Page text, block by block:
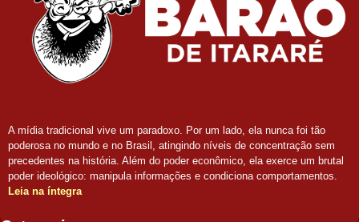
A mídia tradicional vive um paradoxo. Por um lado, ela nunca foi tão
poderosa no mundo e no Brasil, atingindo níveis de concentração sem
precedentes na história. Além do poder econômico, ela exerce um brutal
poder ideológico: manipula informações e condiciona comportamentos.
Leia na íntegra